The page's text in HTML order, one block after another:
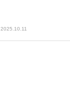
2025.10.11